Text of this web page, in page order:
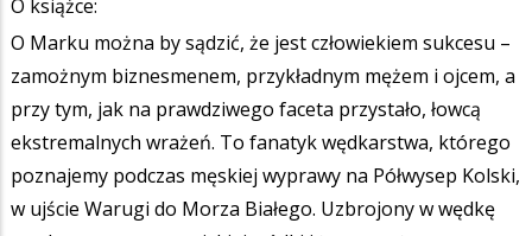
O książce:
O Marku można by sądzić, że jest człowiekiem sukcesu –
zamożnym biznesmenem, przykładnym mężem i ojcem, a
przy tym, jak na prawdziwego faceta przystało, łowcą
ekstremalnych wrażeń. To fanatyk wędkarstwa, którego
poznajemy podczas męskiej wyprawy na Półwysep Kolski,
w ujście Warugi do Morza Białego. Uzbrojony w wędkę